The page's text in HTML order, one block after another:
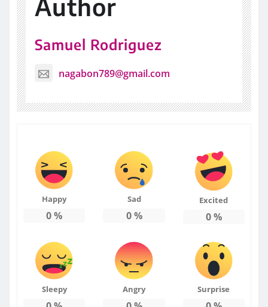
Author
Samuel Rodriguez
nagabon789@gmail.com
Happy
0%
Sad
0%
Excited
0%
Sleepy Angry Surprise